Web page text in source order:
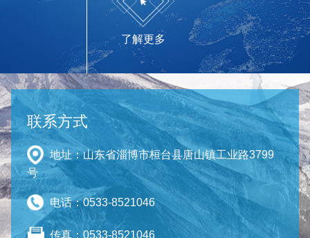
了解更多
联系方式
地址：山东省淄博市桓台县唐山镇工业路3799
号
电话：0533-8521046
传真：0533-8521046